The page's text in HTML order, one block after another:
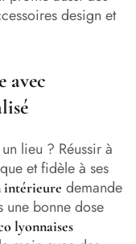
design et
avec
lieu ? Réussir à
et fidèle à ses
intérieure demande
bonne dose
lyonnaises